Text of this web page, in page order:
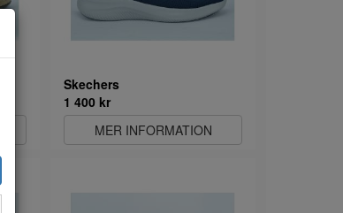
Skechers
1 400 kr
MER INFORMATION